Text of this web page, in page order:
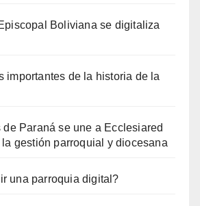
Boliviana se digitaliza
importantes de la historia de la
de Paraná se une a Ecclesiared
gestión parroquial y diocesana
una parroquia digital?